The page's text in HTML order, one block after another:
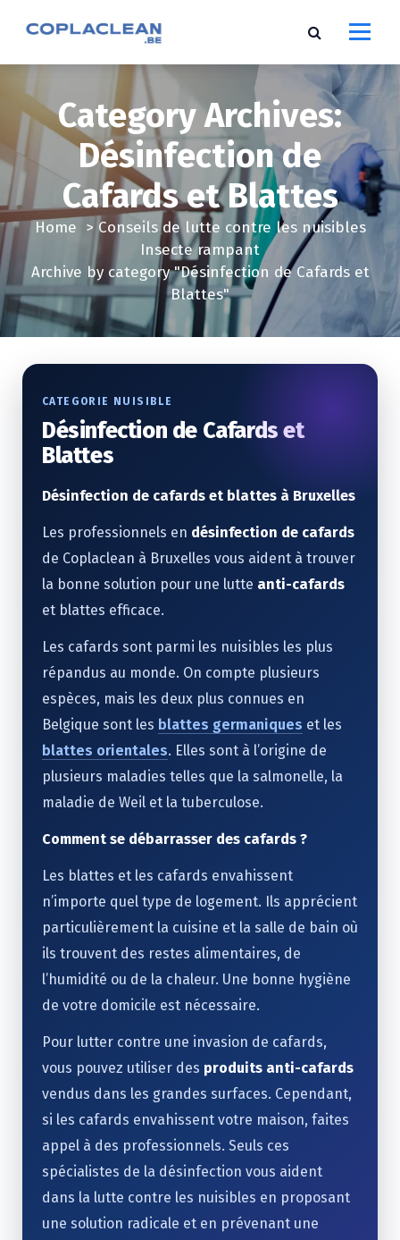
o
t
e
n
Category Archives:
Désinfection de
Cafards et Blattes
Home > Conseils de lutte contre les nuisibles
Insecte rampant
Archive by category "Désinfection de Cafards et
Blattes"
CATEGORIE NUISIBLE
Désinfection de Cafards et
Blattes
Désinfection de cafards et blattes à Bruxelles
Les professionnels en désinfection de cafards
de Coplaclean à Bruxelles vous aident à trouver
la bonne solution pour une lutte anti-cafards
et blattes efficace.
Les cafards sont parmi les nuisibles les plus
répandus au monde. On compte plusieurs
espèces, mais les deux plus connues en
Belgique sont les blattes germaniques et les
blattes orientales. Elles sont à l’origine de
plusieurs maladies telles que la salmonelle, la
maladie de Weil et la tuberculose.
Comment se débarrasser des cafards ?
Les blattes et les cafards envahissent
n’importe quel type de logement. Ils apprécient
particulièrement la cuisine et la salle de bain où
ils trouvent des restes alimentaires, de
l’humidité ou de la chaleur. Une bonne hygiène
de votre domicile est nécessaire.
Pour lutter contre une invasion de cafards,
vous pouvez utiliser des produits anti-cafards
vendus dans les grandes surfaces. Cependant,
si les cafards envahissent votre maison, faites
appel à des professionnels. Seuls ces
spécialistes de la désinfection vous aident
dans la lutte contre les nuisibles en proposant
une solution radicale et en prévenant une